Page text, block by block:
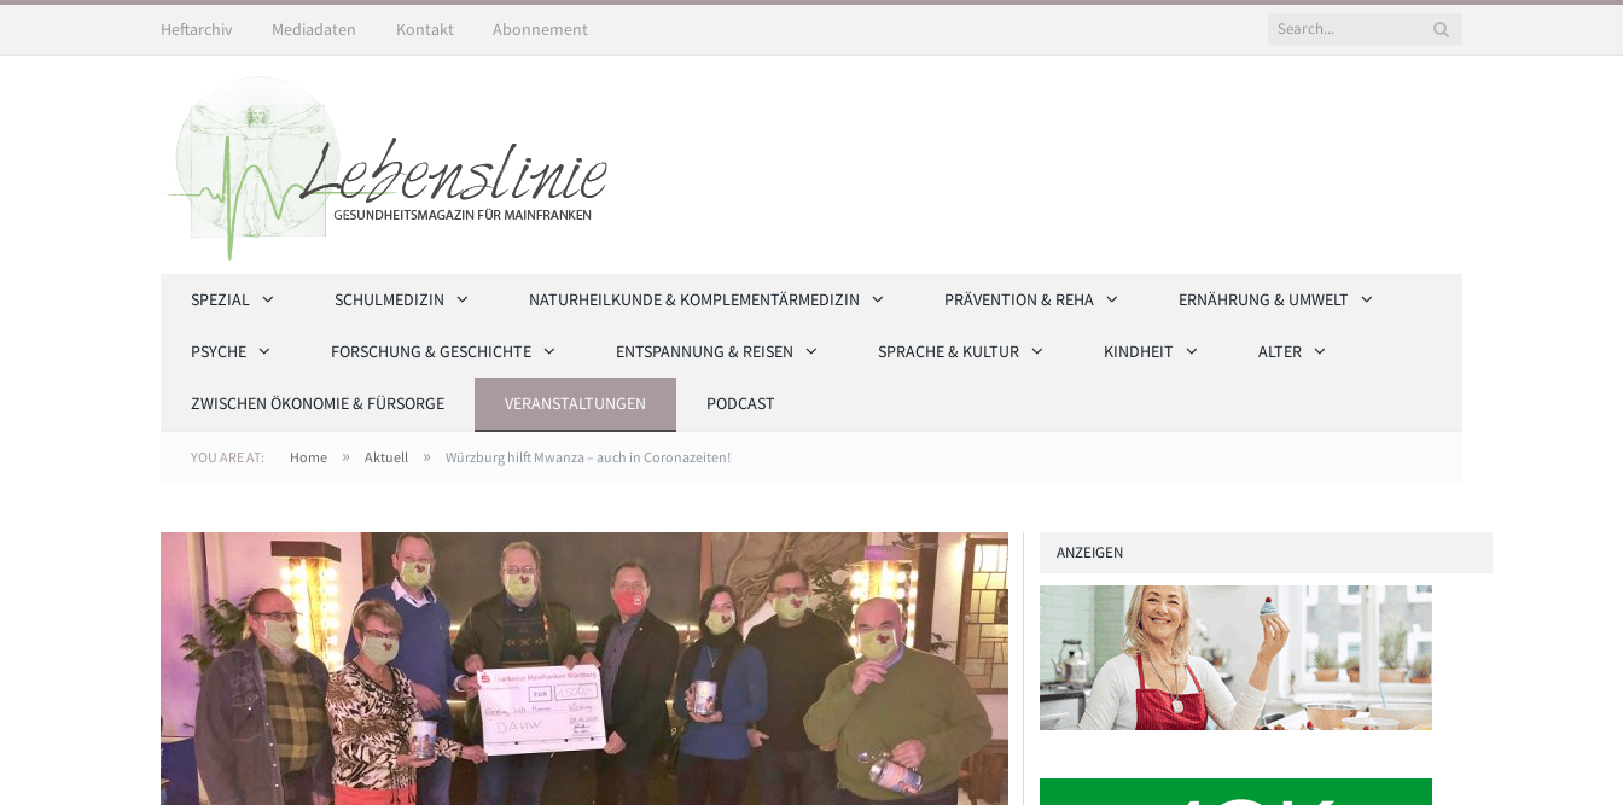
Heftarchiv Mediadaten Kontakt Abonnement
SPEZIAL SCHULMEDIZIN NATURHEILKUNDE & KOMPLEMENTÄRMEDIZIN PRÄVENTION & REHA ERNÄHRUNG & UMWELT
PSYCHE FORSCHUNG & GESCHICHTE ENTSPANNUNG & REISEN SPRACHE & KULTUR KINDHEIT ALTER
ZWISCHEN ÖKONOMIE & FÜRSORGE VERANSTALTUNGEN PODCAST
YOU ARE AT: Home » Aktuell » Würzburg hilft Mwanza – auch in Coronazeiten!
ANZEIGEN